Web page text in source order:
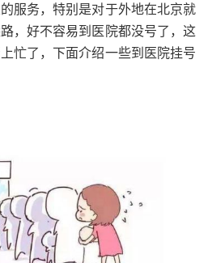
服务，特别是对于外地在北京就
，好不容易到医院都没号了，这
忙了，下面介绍一些到医院挂号